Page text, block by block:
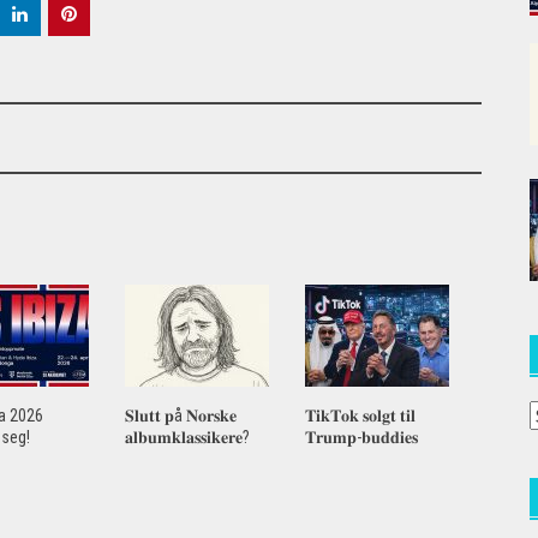
2026
𝐒𝐥𝐮𝐭𝐭 𝐩å 𝐍𝐨𝐫𝐬𝐤𝐞
𝐚𝐥𝐛𝐮𝐦𝐤𝐥𝐚𝐬𝐬𝐢𝐤𝐞𝐫𝐞?
𝐓𝐢𝐤𝐓𝐨𝐤 𝐬𝐨𝐥𝐠𝐭 𝐭𝐢𝐥
𝐓𝐫𝐮𝐦𝐩-𝐛𝐮𝐝𝐝𝐢𝐞𝐬